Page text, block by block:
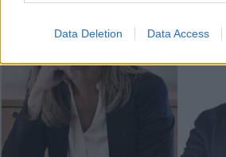
Data Deletion Data Access